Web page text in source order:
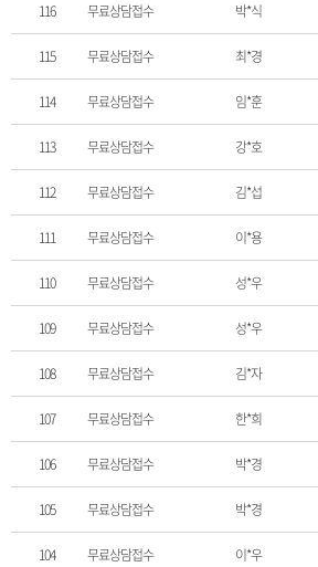
116 무료상담접수 박*식
115 무료상담접수 최*경
114 무료상담접수 임*훈
113 무료상담접수 강*호
112 무료상담접수 김*섭
111 무료상담접수 이*용
110 무료상담접수 성*우
109 무료상담접수 성*우
108 무료상담접수 김*자
107 무료상담접수 한*희
106 무료상담접수 박*경
105 무료상담접수 박*경
104 무료상담접수 이*우